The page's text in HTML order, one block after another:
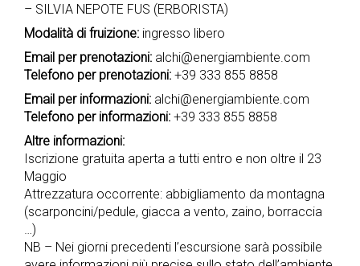
– SILVIA NEPOTE FUS (ERBORISTA)
Modalità di fruizione: ingresso libero
Email per prenotazioni: alchi@energiambiente.com
Telefono per prenotazioni: +39 333 855 8858
Email per informazioni: alchi@energiambiente.com
Telefono per informazioni: +39 333 855 8858
Altre informazioni:
Iscrizione gratuita aperta a tutti entro e non oltre il 23
Maggio
Attrezzatura occorrente: abbigliamento da montagna
(scarponcini/pedule, giacca a vento, zaino, borraccia
…)
NB – Nei giorni precedenti l’escursione sarà possibile